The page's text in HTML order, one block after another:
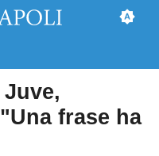
frase ha